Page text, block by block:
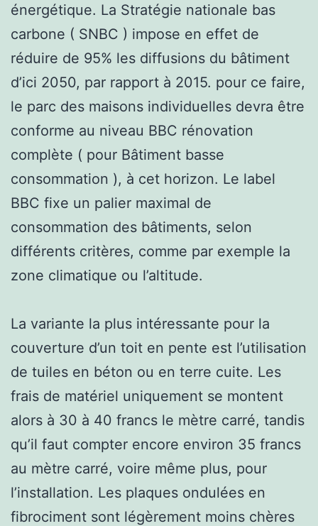
énergétique. La Stratégie nationale bas
carbone ( SNBC ) impose en effet de
réduire de 95% les diffusions du bâtiment
d’ici 2050, par rapport à 2015. pour ce faire,
le parc des maisons individuelles devra être
conforme au niveau BBC rénovation
complète ( pour Bâtiment basse
consommation ), à cet horizon. Le label
BBC fixe un palier maximal de
consommation des bâtiments, selon
différents critères, comme par exemple la
zone climatique ou l’altitude.
La variante la plus intéressante pour la
couverture d’un toit en pente est l’utilisation
de tuiles en béton ou en terre cuite. Les
frais de matériel uniquement se montent
alors à 30 à 40 francs le mètre carré, tandis
qu’il faut compter encore environ 35 francs
au mètre carré, voire même plus, pour
l’installation. Les plaques ondulées en
fibrociment sont légèrement moins chères